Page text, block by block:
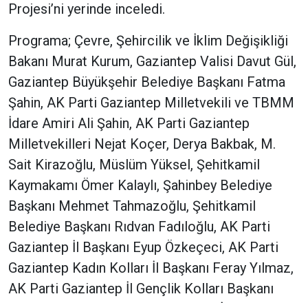
Projesi’ni yerinde inceledi.
Programa; Çevre, Şehircilik ve İklim Değişikliği
Bakanı Murat Kurum, Gaziantep Valisi Davut Gül,
Gaziantep Büyükşehir Belediye Başkanı Fatma
Şahin, AK Parti Gaziantep Milletvekili ve TBMM
İdare Amiri Ali Şahin, AK Parti Gaziantep
Milletvekilleri Nejat Koçer, Derya Bakbak, M.
Sait Kirazoğlu, Müslüm Yüksel, Şehitkamil
Kaymakamı Ömer Kalaylı, Şahinbey Belediye
Başkanı Mehmet Tahmazoğlu, Şehitkamil
Belediye Başkanı Rıdvan Fadıloğlu, AK Parti
Gaziantep İl Başkanı Eyup Özkeçeci, AK Parti
Gaziantep Kadın Kolları İl Başkanı Feray Yılmaz,
AK Parti Gaziantep İl Gençlik Kolları Başkanı